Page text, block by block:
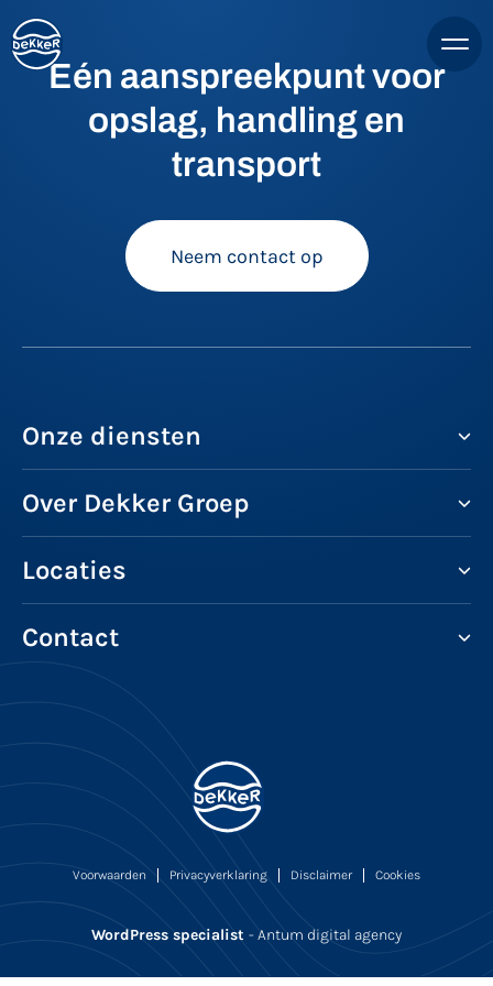
Eén aanspreekpunt voor
opslag, handling en
transport
Neem contact op
Onze diensten
Over Dekker Groep
Locaties
Contact
Voorwaarden Privacyverklaring Disclaimer Cookies
WordPress specialist - Antum digital agency